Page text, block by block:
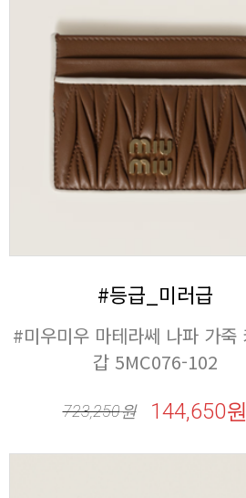
#등급_미러급
갑 5MC076-102
723,250원 144,650원